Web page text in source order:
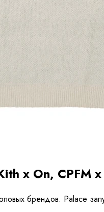
x On, CPFM
брендов. Palace